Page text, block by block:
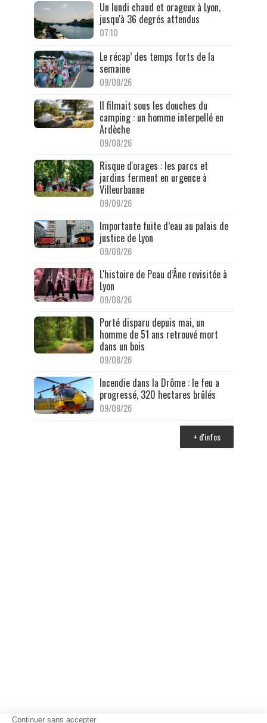
Un lundi chaud et orageux à Lyon,
jusqu'à 36 degrés attendus
07:10
Le récap’ des temps forts de la
semaine
09/08/26
Il filmait sous les douches du
camping : un homme interpellé en
Ardèche
09/08/26
Risque d'orages : les parcs et
jardins ferment en urgence à
Villeurbanne
09/08/26
Importante fuite d’eau au palais de
justice de Lyon
09/08/26
L'histoire de Peau d’Âne revisitée à
Lyon
09/08/26
Porté disparu depuis mai, un
homme de 51 ans retrouvé mort
dans un bois
09/08/26
Incendie dans la Drôme : le feu a
progressé, 320 hectares brûlés
09/08/26
+ d'infos